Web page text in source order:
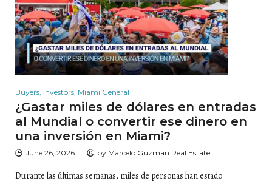
Buyers Investors Miami General
¿Gastar miles de dólares en entradas
al Mundial o convertir ese dinero en
una inversión en Miami?
June 26, 2026 by Marcelo Guzman Real Estate
Durante las últimas semanas, miles de personas han estado